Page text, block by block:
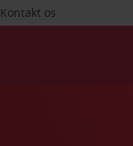
Kontakt os